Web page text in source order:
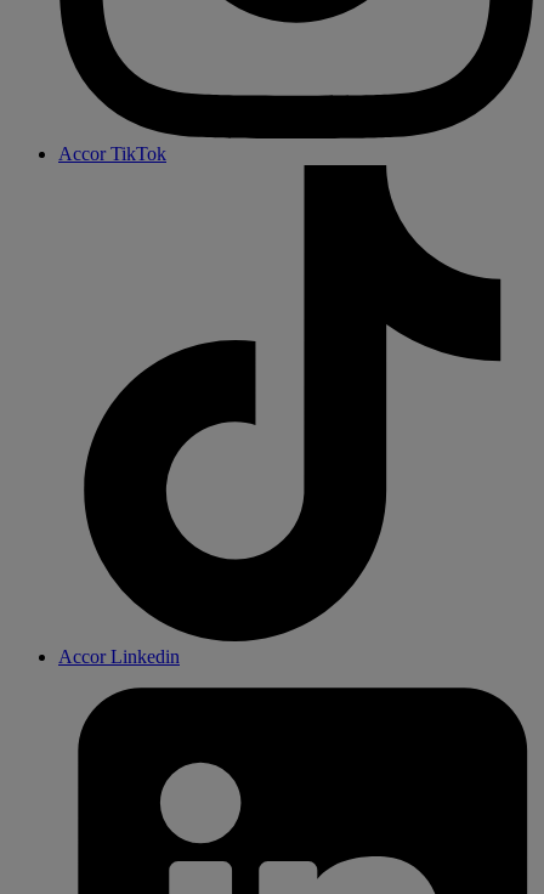
Accor TikTok
Accor Linkedin